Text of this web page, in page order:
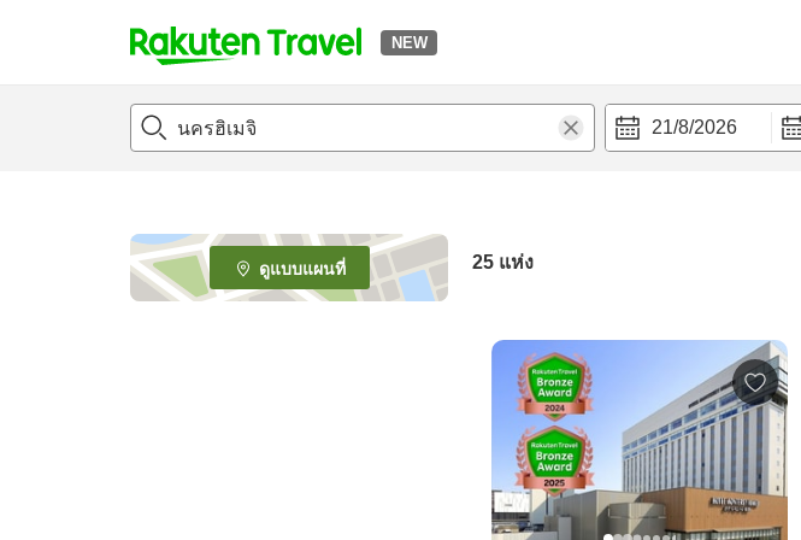
NEW
t
p
e
_
s
21/8/2026
ดูแบบแผนที่ 25 แห่ง